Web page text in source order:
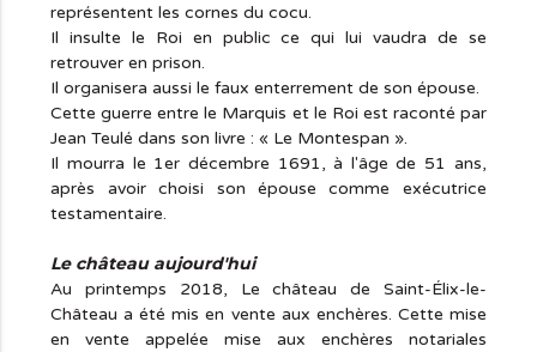
représentent les cornes du cocu.
Il insulte le Roi en public ce qui lui vaudra de se
retrouver en prison.
Il organisera aussi le faux enterrement de son épouse.
Cette guerre entre le Marquis et le Roi est raconté par
Jean Teulé dans son livre : « Le Montespan ».
Il mourra le 1er décembre 1691, à l'âge de 51 ans,
après avoir choisi son épouse comme exécutrice
testamentaire.
Le château aujourd'hui
Au printemps 2018, Le château de Saint-Élix-le-
Château a été mis en vente aux enchères. Cette mise
en vente appelée mise aux enchères notariales